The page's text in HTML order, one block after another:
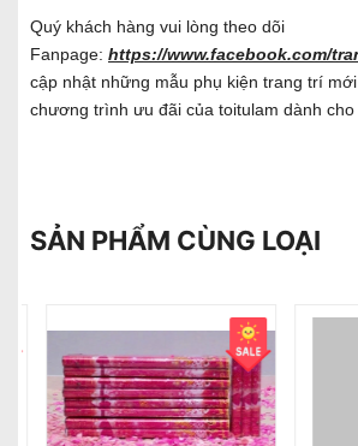
Quý khách hàng vui lòng theo dõi
Fanpage: https://www.facebook.com/
cập nhật những mẫu phụ kiện trang trí
chương trình ưu đãi của toitulam dành cho
SẢN PHẨM CÙNG LOẠI